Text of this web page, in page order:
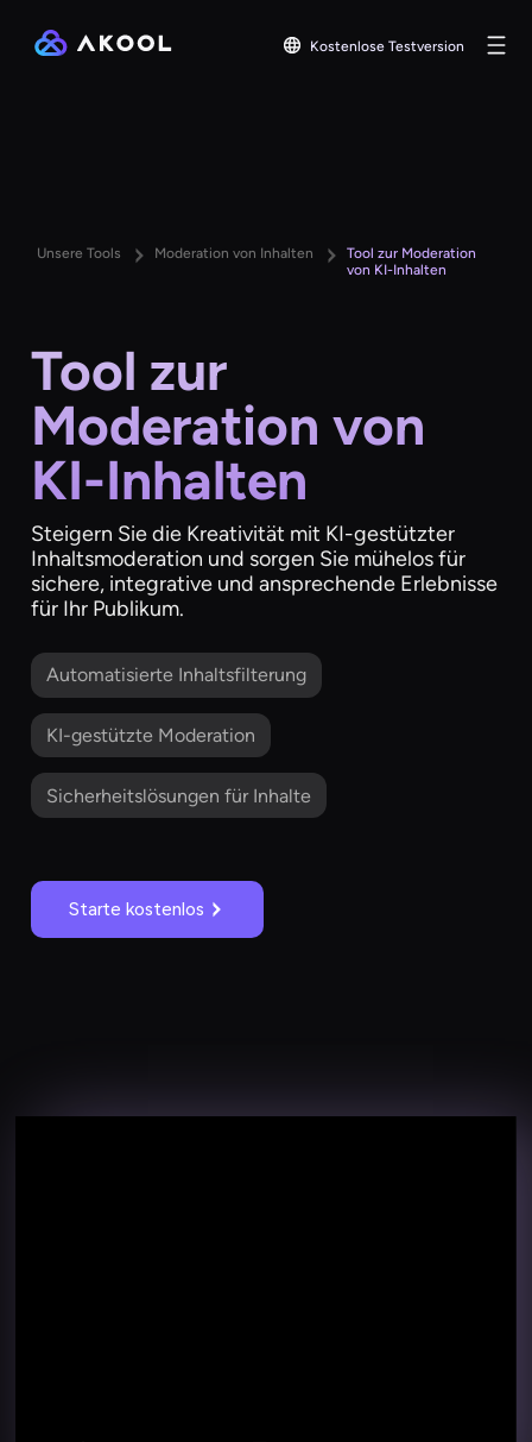
Kostenlose Testversion
Unsere Tools Moderation von Inhalten
Tool zur Moderation
von KI-Inhalten
Tool zur
Moderation von
KI-Inhalten
Steigern Sie die Kreativität mit KI-gestützter
Inhaltsmoderation und sorgen Sie mühelos für
sichere, integrative und ansprechende Erlebnisse
für Ihr Publikum.
Automatisierte Inhaltsfilterung
KI-gestützte Moderation
Sicherheitslösungen für Inhalte
Starte kostenlos